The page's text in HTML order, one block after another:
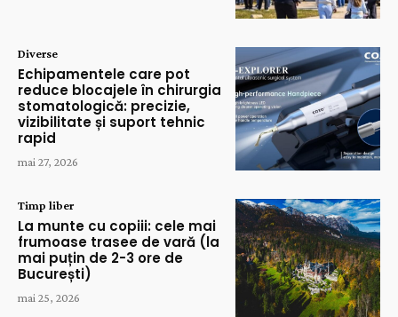
Diverse
Echipamentele care pot
reduce blocajele în chirurgia
stomatologică: precizie,
vizibilitate și suport tehnic
rapid
mai 27, 2026
Timp liber
La munte cu copiii: cele mai
frumoase trasee de vară (la
mai puțin de 2-3 ore de
București)
mai 25, 2026